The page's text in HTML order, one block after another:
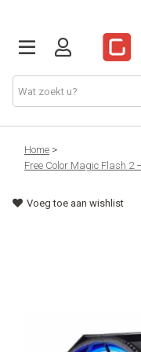
DJ gear
Home >
Free Color Magic Flash 2
Voeg toe aan wishlist